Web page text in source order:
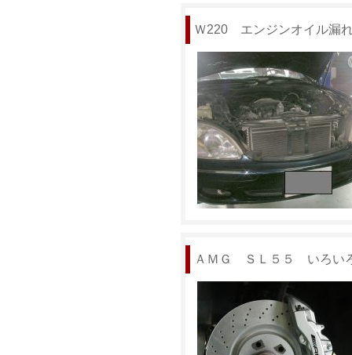
Ｗ220 エンジンオイル漏
ＡＭＧ ＳＬ５５ いろい